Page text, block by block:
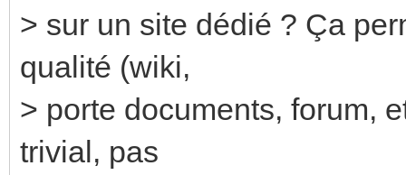
> sur un site dédié ? Ça
qualité (wiki,
> porte documents, forum,
trivial, pas